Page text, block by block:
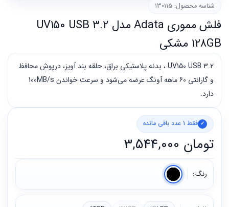
شناسه محصول: 130115
فلش مموری Adata مدل UV150 USB 3.2
128GB مشکی
UV150 USB 3.2 ، بدنه پلاستیکی براق، حلقه بند آویز، درپوش محافظ
و گارانتی 60 ماهه آونگ عرضه می‌شود و سرعت خواندن 100MB/s
دارد.
تومان
فقط 1 عدد باقی مانده
رنگ